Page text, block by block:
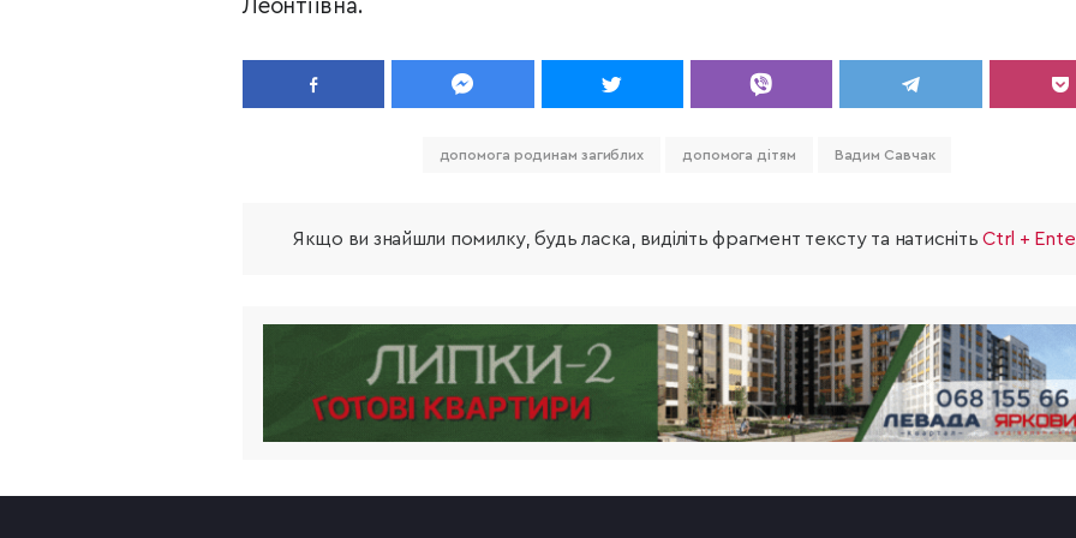
Леонтіївна.
допомога родинам загиблих допомога дітям Вадим Савчак
Якщо ви знайшли помилку, будь ласка, виділіть фрагмент тексту та натиснітьCtrl +